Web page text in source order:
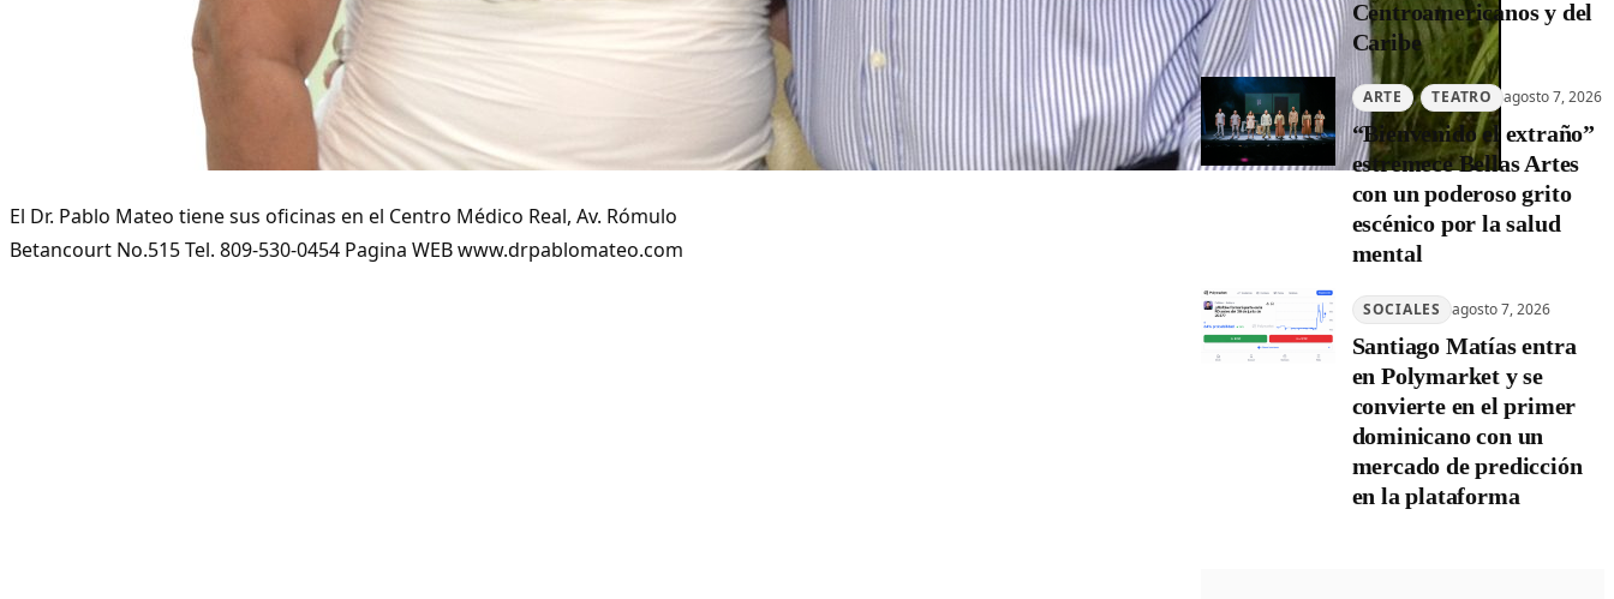
El Dr. Pablo Mateo tiene sus oficinas en el Centro Médico Real, Av. Rómulo
Betancourt No.515 Tel. 809-530-0454 Pagina WEB www.drpablomateo.com
Centroamericanos y del
Caribe
ARTE , TEATRO agosto 7, 2026
“Bienvenido el extraño”
estremece Bellas Artes
con un poderoso grito
escénico por la salud
mental
SOCIALES agosto 7, 2026
Santiago Matías entra
en Polymarket y se
convierte en el primer
dominicano con un
mercado de predicción
en la plataforma